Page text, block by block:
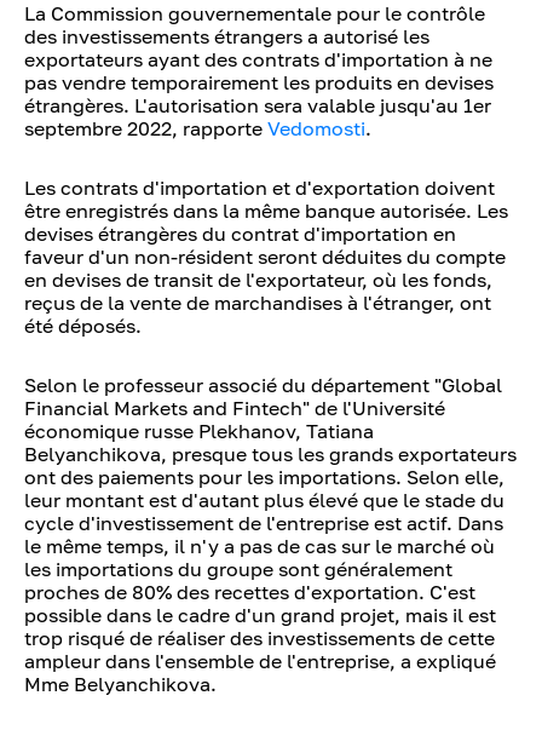
La Commission gouvernementale pour le contrôle
des investissements étrangers a autorisé les
exportateurs ayant des contrats d'importation à ne
pas vendre temporairement les produits en devises
étrangères. L'autorisation sera valable jusqu'au 1er
septembre 2022, rapporte Vedomosti.
Les contrats d'importation et d'exportation doivent
être enregistrés dans la même banque autorisée. Les
devises étrangères du contrat d'importation en
faveur d'un non-résident seront déduites du compte
en devises de transit de l'exportateur, où les fonds,
reçus de la vente de marchandises à l'étranger, ont
été déposés.
Selon le professeur associé du département "Global
Financial Markets and Fintech" de l'Université
économique russe Plekhanov, Tatiana
Belyanchikova, presque tous les grands exportateurs
ont des paiements pour les importations. Selon elle,
leur montant est d'autant plus élevé que le stade du
cycle d'investissement de l'entreprise est actif. Dans
le même temps, il n'y a pas de cas sur le marché où
les importations du groupe sont généralement
proches de 80% des recettes d'exportation. C'est
possible dans le cadre d'un grand projet, mais il est
trop risqué de réaliser des investissements de cette
ampleur dans l'ensemble de l'entreprise, a expliqué
Mme Belyanchikova.